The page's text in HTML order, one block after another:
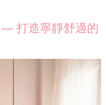
打造寧靜舒適的